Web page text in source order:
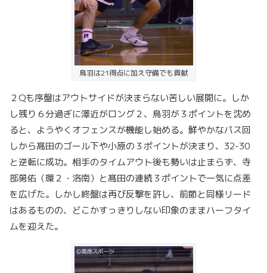
鳥羽は21得点に加え守備でも貢献
２Qも序盤はアウトサイドが決まらない苦しい展開に。しか
し残り６分過ぎに澤近がロング２、鳥羽が３ポイントを沈め
ると、ようやくオフェンスが機能し始める。鮮やかなパス回
しから髙田のゴール下や小原の３ポイントが決まり、32-30
と逆転に成功。相手のタイムアウト後も勢いは止まらず、寺
部勇佑（環２・洛南）と髙田の連続３ポイントで一気に点差
を広げた。しかし終盤は再び反撃を許し、前節と同様リード
はあるものの、どこかすっきりしない印象のままハーフタイ
ムを迎えた。